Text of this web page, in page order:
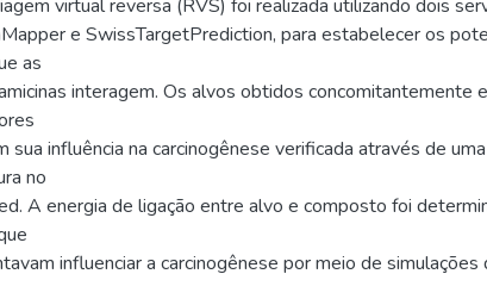
virtual reversa (RVS) foi realizada utilizando dois
e SwissTargetPrediction, para estabelecer os
as
interagem. Os alvos obtidos concomitantemente
sua influência na carcinogênese verificada através de
no
A energia de ligação entre alvo e composto foi
influenciar a carcinogênese por meio de simulações